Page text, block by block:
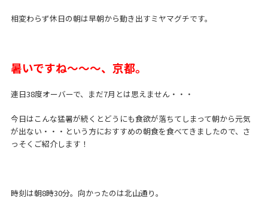
相変わらず休日の朝は早朝から動き出すミヤマグチです。
暑いですね～～～、京都。
連日38度オーバーで、まだ7月とは思えません・・・
今日はこんな猛暑が続くとどうにも食欲が落ちてしまって朝から元気
が出ない・・・という方におすすめの朝食を食べてきましたので、さ
っそくご紹介します！
時刻は朝8時30分。向かったのは北山通り。